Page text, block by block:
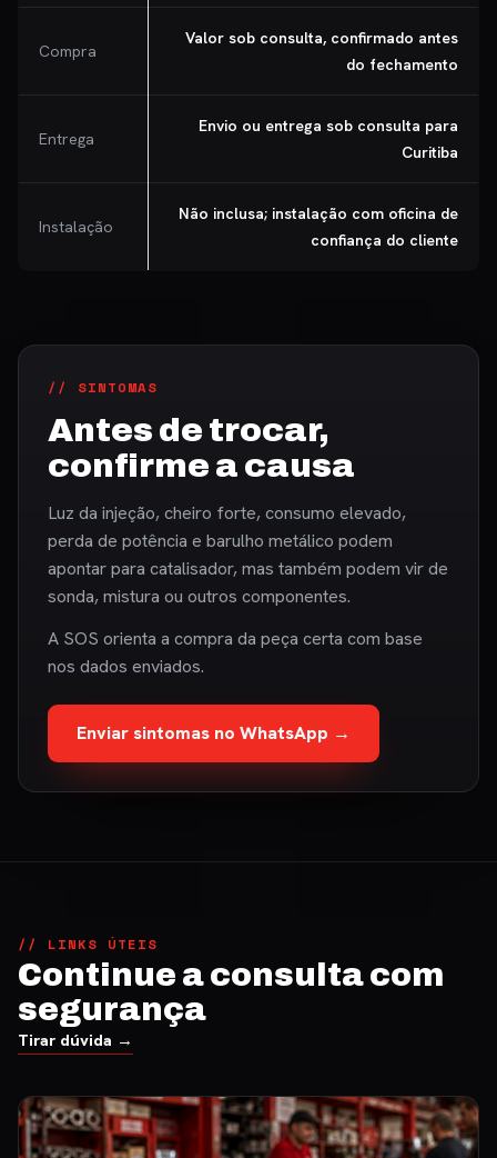
Compra
Valor sob consulta, confirmado antes
do fechamento
Entrega
Envio ou entrega sob consulta para
Curitiba
Instalação
Não inclusa; instalação com oficina de
confiança do cliente
// SINTOMAS
Antes de trocar,
confirme a causa
Luz da injeção, cheiro forte, consumo elevado,
perda de potência e barulho metálico podem
apontar para catalisador, mas também podem vir de
sonda, mistura ou outros componentes.
A SOS orienta a compra da peça certa com base
nos dados enviados.
Enviar sintomas no WhatsApp →
// LINKS ÚTEIS
Continue a consulta com
segurança
Tirar dúvida →